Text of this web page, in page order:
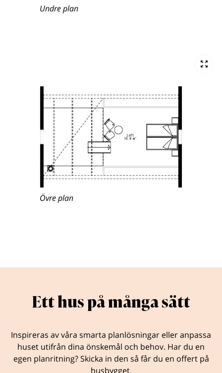
Undre plan
Övre plan
Ett hus på många sätt
Inspireras av våra smarta planlösningar eller anpassa
huset utifrån dina önskemål och behov. Har du en
egen planritning? Skicka in den så får du en offert på
husbygget.